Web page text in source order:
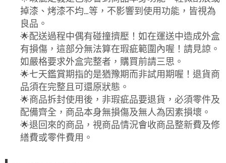
掉漆、烤漆不均...等，不影響到使用功能，皆視為
良品。
🌟配送過程中偶有碰撞擠壓！如在運送中造成外盒
有損傷，這部分無法算在瑕疵範圍內喔！請見諒。
如嚴格要求外盒完整者，購買前請三思。
🌟七天鑑賞期指的是猶豫期而非試用期喔！退貨商
品須在完整且可還原狀態。
🌟商品拆封使用後，非瑕疵品要退貨，必須零件及
配備齊全，商品本身無損傷及無人為因素損壞。
🌟退回來的商品，視商品情況會收商品整新費及修
繕費或零件費用。